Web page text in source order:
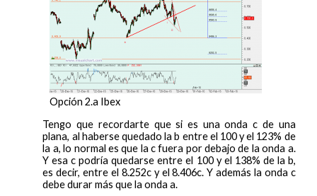
Opción 2.a Ibex
Tengo que recordarte que si es una onda c de una
plana, al haberse quedado la b entre el 100 y el 123% de
la a, lo normal es que la c fuera por debajo de la onda a.
Y esa c podría quedarse entre el 100 y el 138% de la b,
es decir, entre el 8.252c y el 8.406c. Y además la onda c
debe durar más que la onda a.